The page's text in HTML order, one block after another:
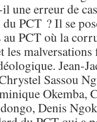
une erreur de
PCT ? Il se
au PCT où la
les
Jean-
Sassou
Okemba,
Denis